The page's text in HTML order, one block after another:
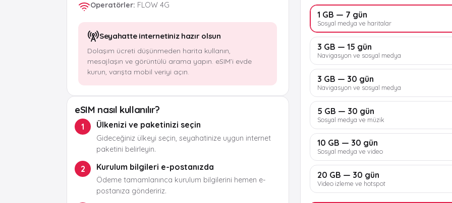
Operatörler: FLOW 4G
Seyahatte internetiniz hazır olsun
Dolaşım ücreti düşünmeden harita kullanın,
mesajlaşın ve görüntülü arama yapın. eSIM’i evde
kurun, varışta mobil veriyi açın.
eSIM nasıl kullanılır?
1 Ülkenizi ve paketinizi seçin
Gideceğiniz ülkeyi seçin, seyahatinize uygun internet
paketini belirleyin.
2 Kurulum bilgileri e-postanızda
Ödeme tamamlanınca kurulum bilgilerini hemen e-
postanıza göndeririz.
1 GB — 7 gün
Sosyal medya ve haritalar
3 GB — 15 gün
Navigasyon ve sosyal medya
3 GB — 30 gün
Navigasyon ve sosyal medya
5 GB — 30 gün
Sosyal medya ve müzik
10 GB — 30 gün
Sosyal medya ve video
20 GB — 30 gün
Video izleme ve hotspot